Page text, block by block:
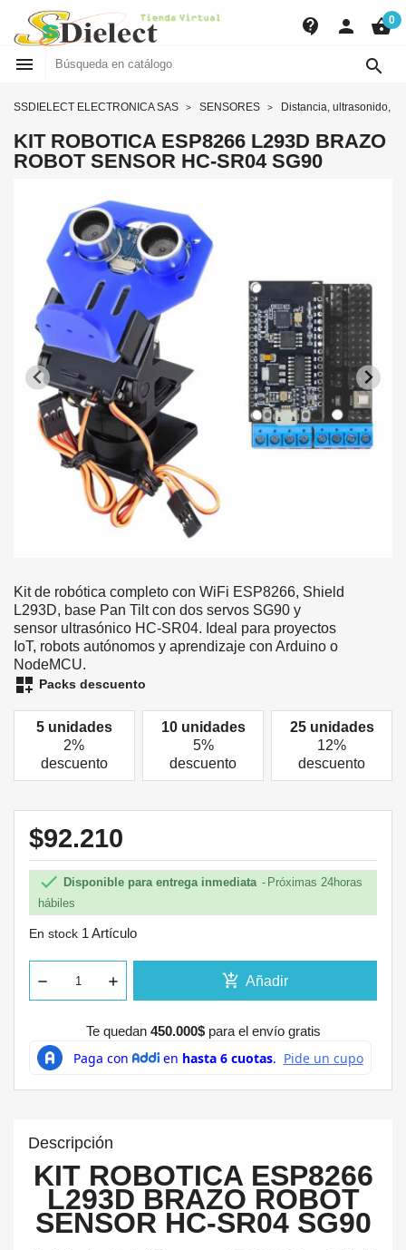
contact_support person shopping_basket0
 
SSDIELECT ELECTRONICA SAS SENSORES Distancia, ultrasonido,
KIT ROBOTICA ESP8266 L293D BRAZO
ROBOT SENSOR HC-SR04 SG90
Kit de robótica completo con WiFi ESP8266, Shield
L293D, base Pan Tilt con dos servos SG90 y
sensor ultrasónico HC-SR04. Ideal para proyectos
IoT, robots autónomos y aprendizaje con Arduino o
NodeMCU.
dashboard_customize Packs descuento
5 unidades
2%
descuento
10 unidades
5%
descuento
25 unidades
12%
descuento
$92.210
 Disponible para entrega inmediata
Próximas 24horas
hábiles
En stock 1 Artículo
add_shopping_cart Añadir
Te quedan 450.000$para el envío gratis
Descripción
KIT ROBOTICA ESP8266
L293D BRAZO ROBOT
SENSOR HC-SR04 SG90